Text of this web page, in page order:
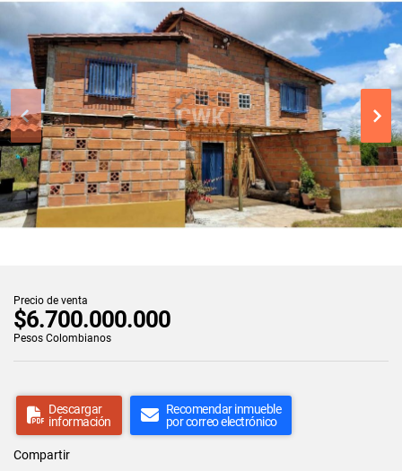
Precio de venta
$6.700.000.000
Pesos Colombianos
Descargar
información
Recomendar inmueble
por correo electrónico
Compartir